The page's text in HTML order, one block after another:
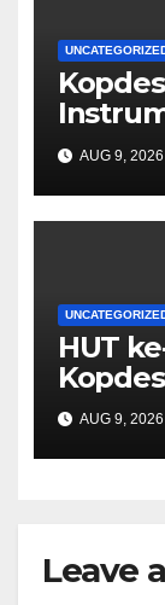
Celah
Bansos
AUG 9, 2026
HUT
Rumput
AUG 9, 2026
Leave